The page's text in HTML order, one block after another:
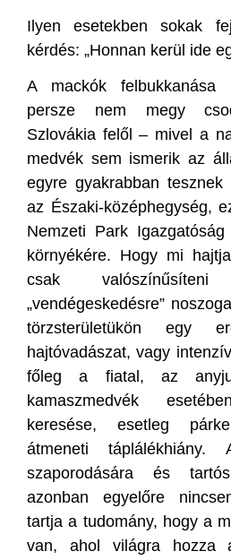
Ilyen esetekben sokak
kérdés: „Honnan kerül ide
A mackók felbukkanása
persze nem megy
Szlovákia felől – mivel a
medvék sem ismerik az
egyre gyakrabban
az Északi-középhegység,
Nemzeti Park
környékére. Hogy mi
csak
„vendégeskedésre”
törzsterületükön egy
hajtóvadászat, vagy
főleg a fiatal, az
kamaszmedvék
keresése, esetleg
átmeneti
szaporodására és
azonban egyelőre
tartja a tudomány, hogy a
van, ahol világra hozza